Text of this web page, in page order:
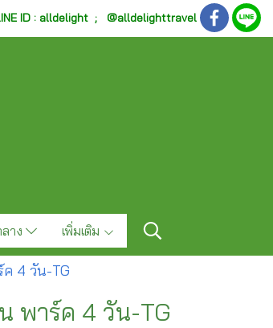
ID : alldelight ; @alldelighttravel
ลาง เพิ่มเติม
4 วัน-TG
พาร์ค 4 วัน-TG